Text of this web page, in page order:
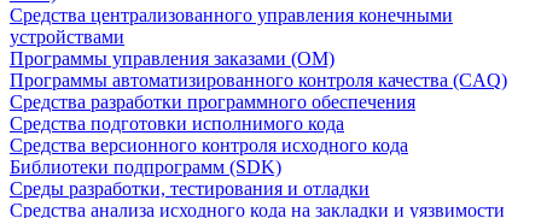
Средства централизованного управления конечными
устройствами
Программы управления заказами (OM)
Программы автоматизированного контроля качества (CAQ)
Средства разработки программного обеспечения
Средства подготовки исполнимого кода
Средства версионного контроля исходного кода
Библиотеки подпрограмм (SDK)
Среды разработки, тестирования и отладки
Средства анализа исходного кода на закладки и уязвимости